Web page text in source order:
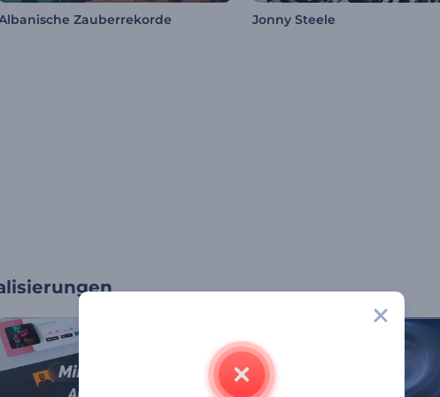
Zauberrekorde Jonny Steele